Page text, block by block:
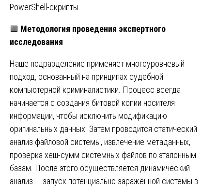
PowerShell-скрипты.
🟩 Методология проведения экспертного
исследования
Наше подразделение применяет многоуровневый
подход, основанный на принципах судебной
компьютерной криминалистики. Процесс всегда
начинается с создания битовой копии носителя
информации, чтобы исключить модификацию
оригинальных данных. Затем проводится статический
анализ файловой системы, извлечение метаданных,
проверка хеш-сумм системных файлов по эталонным
базам. После этого осуществляется динамический
анализ — запуск потенциально заражённой системы в